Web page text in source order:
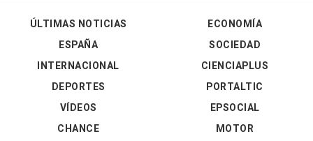
ÚLTIMAS NOTICIAS
ESPAÑA
INTERNACIONAL
DEPORTES
VÍDEOS
ECONOMÍA
SOCIEDAD
CIENCIAPLUS
PORTALTIC
EPSOCIAL
CHANCE
MOTOR